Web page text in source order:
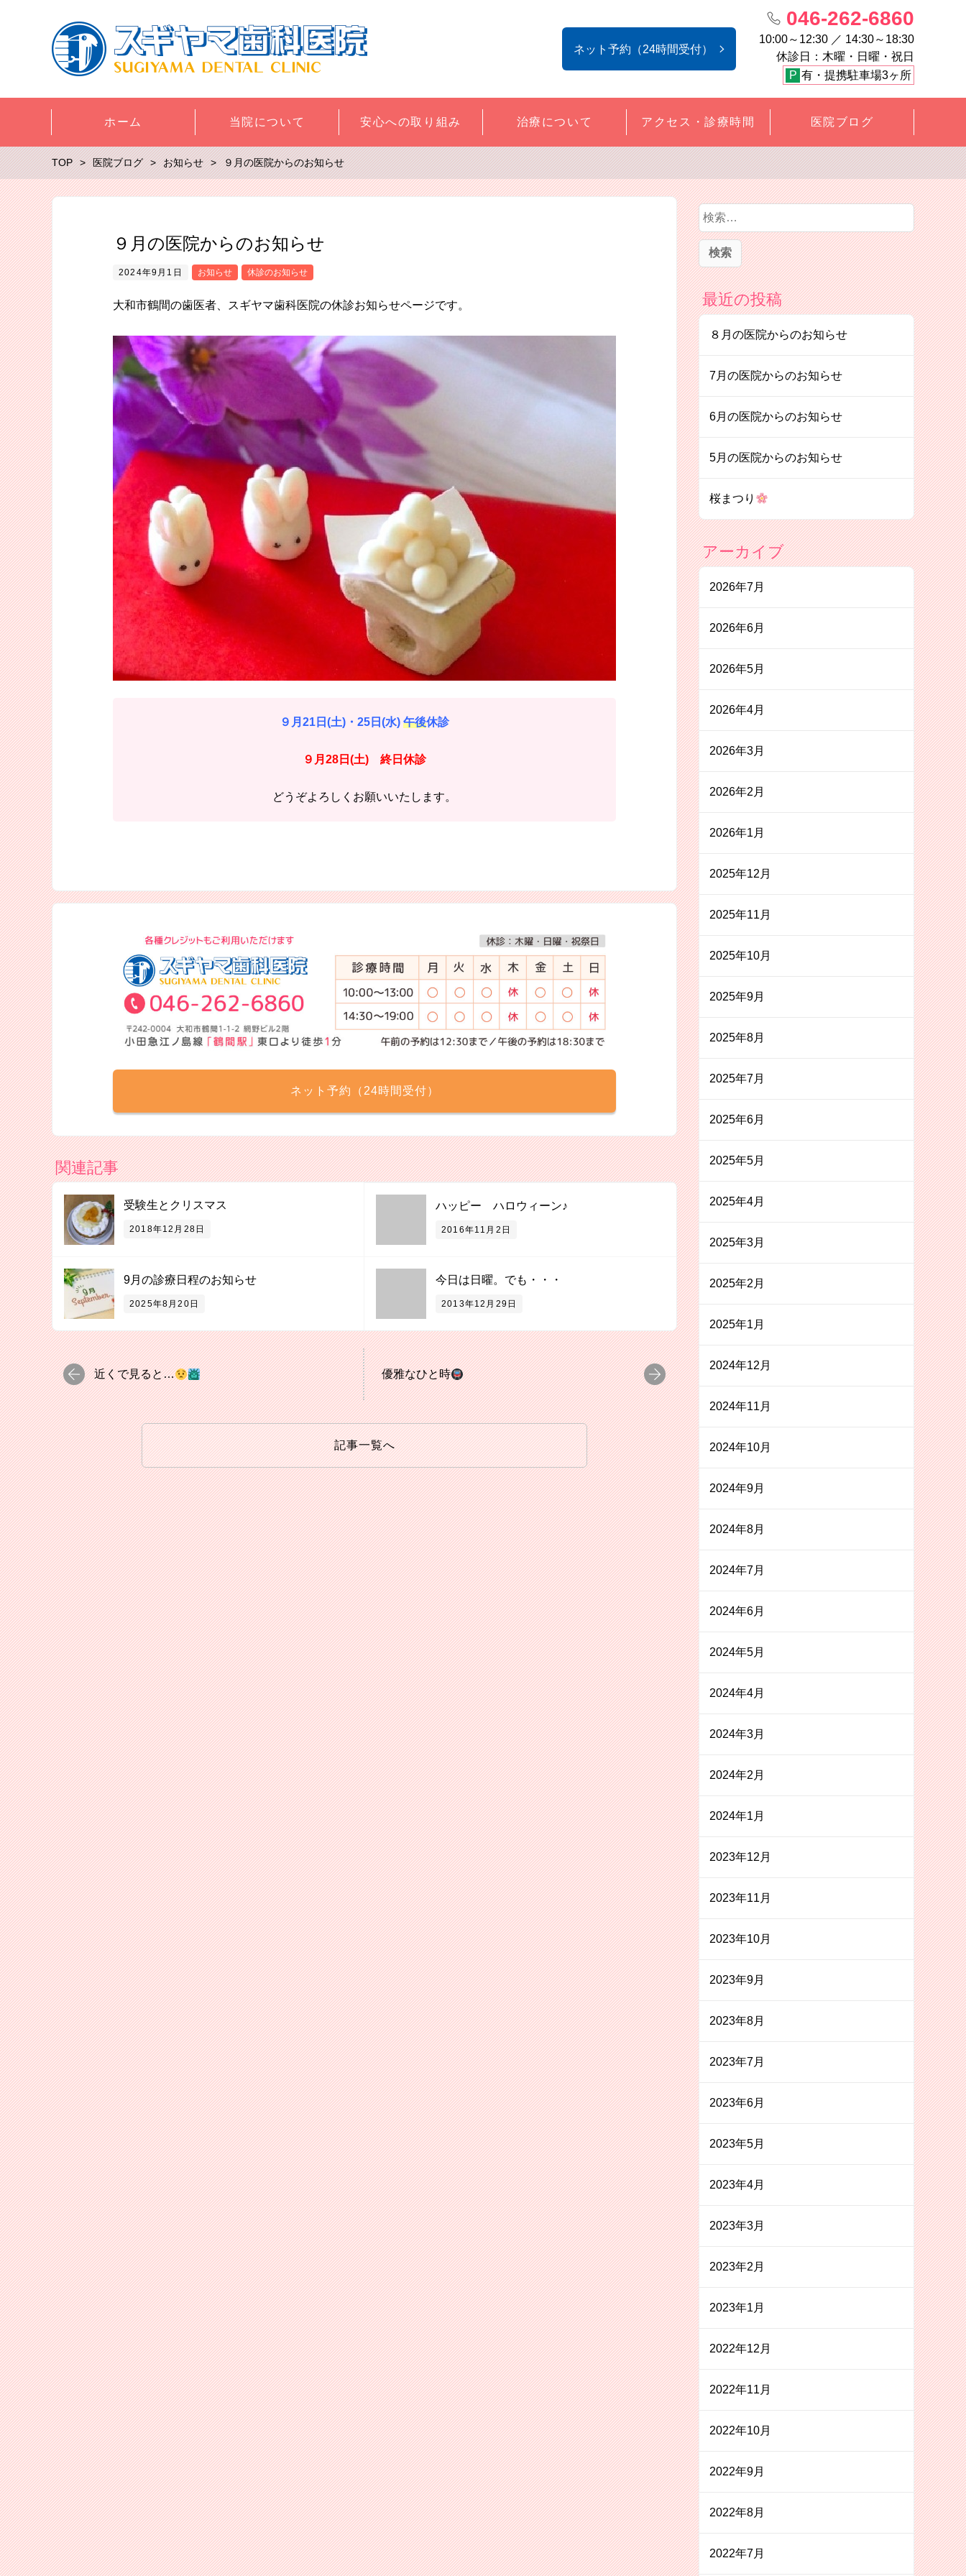
ネット予約（24時間受付）
046-262-6860
10:00～12:30 ／ 14:30～18:30
休診日：木曜・日曜・祝日
P 有・提携駐車場3ヶ所
ホーム 当院について 安心への取り組み 治療について アクセス・診療時間 医院ブログ
TOP 医院ブログ お知らせ ９月の医院からのお知らせ
９月の医院からのお知らせ
2024年9月1日 お知らせ 休診のお知らせ
大和市鶴間の歯医者、スギヤマ歯科医院の休診お知らせページです。
９月21日(土)・25日(水) 午後休診
９月28日(土) 終日休診
どうぞよろしくお願いいたします。
ネット予約（24時間受付）
関連記事
受験生とクリスマス
2018年12月28日
ハッピー ハロウィーン♪
2016年11月2日
9月の診療日程のお知らせ
2025年8月20日
今日は日曜。でも・・・
2013年12月29日
近くで見ると… 優雅なひと時
記事一覧へ
検
索
最近の投稿
８月の医院からのお知らせ
7月の医院からのお知らせ
6月の医院からのお知らせ
5月の医院からのお知らせ
桜まつり
アーカイブ
2026年7月
2026年6月
2026年5月
2026年4月
2026年3月
2026年2月
2026年1月
2025年12月
2025年11月
2025年10月
2025年9月
2025年8月
2025年7月
2025年6月
2025年5月
2025年4月
2025年3月
2025年2月
2025年1月
2024年12月
2024年11月
2024年10月
2024年9月
2024年8月
2024年7月
2024年6月
2024年5月
2024年4月
2024年3月
2024年2月
2024年1月
2023年12月
2023年11月
2023年10月
2023年9月
2023年8月
2023年7月
2023年6月
2023年5月
2023年4月
2023年3月
2023年2月
2023年1月
2022年12月
2022年11月
2022年10月
2022年9月
2022年8月
2022年7月